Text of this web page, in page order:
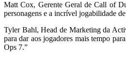
Matt Cox, Gerente Geral de Call of
personagens e a incrível jogabilidade
Tyler Bahl, Head de Marketing da
para dar aos jogadores mais tempo
Ops 7.”